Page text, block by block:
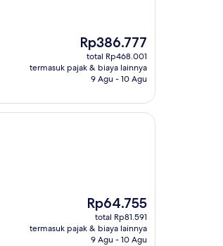
Harga
sekarang
Rp386.777
Rp386.777
total Rp468.001
termasuk pajak & biaya lainnya
9 Agu - 10 Agu
Harga
sekarang
Rp64.755
Rp64.755
total Rp81.591
termasuk pajak & biaya lainnya
9 Agu - 10 Agu